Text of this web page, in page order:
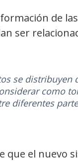
de
ser
se
como
diferentes
que el nuevo